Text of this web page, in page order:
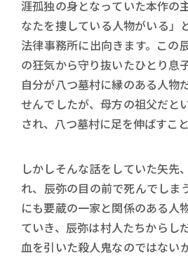
涯孤独の身となっていた本作の
なたを捜している人物がいる」
法律事務所に出向きます。この
の狂気から守り抜いたひとり息
自分が八つ墓村に縁のある人物
せんでしたが、母方の祖父だと
され、八つ墓村に足を伸ばすこ
しかしそんな話をしていた矢先
れ、辰弥の目の前で死んでしま
にも要蔵の一家と関係のある人
ていき、辰弥は村人たちからし
血を引いた殺人鬼なのではな